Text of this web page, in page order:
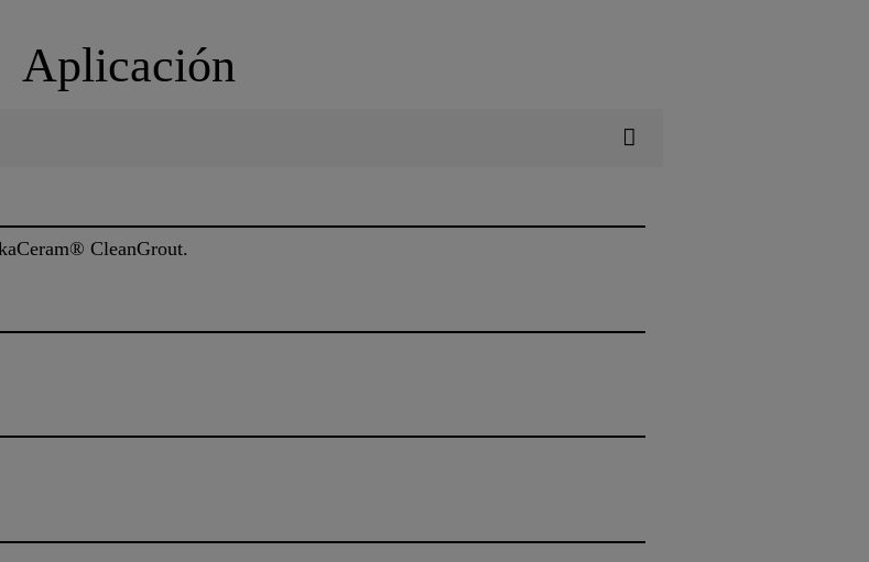
Aplicación
CleanGrout.